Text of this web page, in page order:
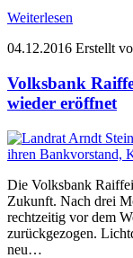
Weiterlesen
04.12.2016 Erstellt
Volksbank
wieder eröffnet
Die Volksbank
Zukunft. Nach drei
rechtzeitig vor dem
zurückgezogen.
neu…